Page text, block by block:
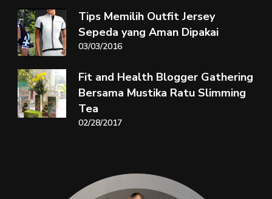
Tips Memilih Outfit Jersey
Sepeda yang Aman Dipakai
03/03/2016
Fit and Health Blogger Gathering
Bersama Mustika Ratu Slimming
Tea
02/28/2017